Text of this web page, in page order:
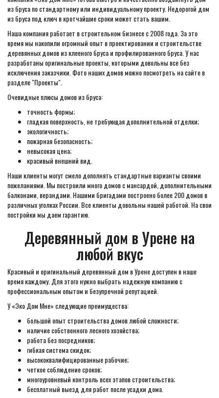
из бруса по стандартному или индивидуальному проекту. Недорогой дом
из бруса под ключ в кротчайшие сроки может стать вашим.
Наша компания работает в строительном бизнесе с 2008 года. За это
время мы накопили огромный опыт в проектировании и строительстве
деревянных домов из клееного бруса и профилированного бруса. У нас
разработаны оригинальные проекты, которыми довольны все без
исключения заказчики. Фото наших домов можно посмотреть на сайте в
разделе "Проекты".
Очевидные плюсы домов из бруса:
точность формы;
гладкая поверхность, не требующая дополнительной отделки;
экологичность;
пожарная безопасность;
невысокая цена;
красивый внешний вид.
Наши клиенты могут смело дополнять стандартные варианты своими
пожеланиями. Мы построили много домов с мансардой, дополнительными
балконами, верандами. Нашими бригадами построено более 200 домов в
различных уголках России. Все клиенты довольны нашей работой. На свои
постройки мы даем гарантию.
Деревянный дом в Урене на
любой вкус
Красивый и оригинальный деревянный дом в Урене доступен в наше
время каждому. Для этого нужно выбрать надежную компанию с
профессиональным опытом и безупречной репутацией.
У «Эко Дом Мне» следующие преимущества:
большой опыт строительства домов любой сложности;
наличие собственного лесного хозяйства;
работа без посредников;
гибкая система скидок;
высококвалифицированные рабочие;
четкое соблюдение сроков;
многоуровневый контроль всех этапов строительства;
бесплатный выезд для работ после усадки дома.